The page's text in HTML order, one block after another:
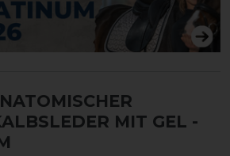
MIT GEL -